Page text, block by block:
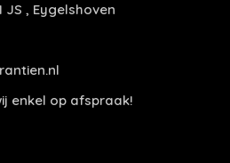
JS , Eygelshoven
enkel op afspraak!